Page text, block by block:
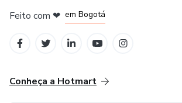
Feito com ❤ em Bogotá
Conheça a Hotmart